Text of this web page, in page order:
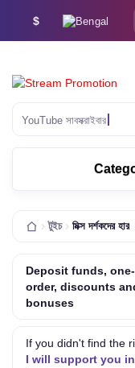
$
YouTub
টুইচ মিক্স দর্শকদের হার
Deposit funds,
order, discounts
bonuses
If you didn't find the
I will support you